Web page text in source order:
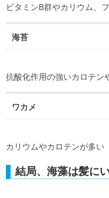
ビタミンB群やカリウム、
海苔
抗酸化作用の強いカロテン
ワカメ
カリウムやカロテンが多い
結局、海藻は髪に